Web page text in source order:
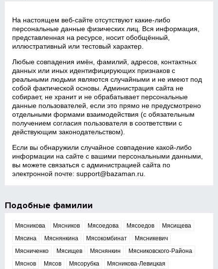
На настоящем веб‑сайте отсутствуют какие‑либо
персональные данные физических лиц. Вся информация,
представленная на ресурсе, носит обобщённый,
иллюстративный или тестовый характер.
Любые совпадения имён, фамилий, адресов, контактных
данных или иных идентифицирующих признаков с
реальными людьми являются случайными и не имеют под
собой фактической основы. Администрация сайта не
собирает, не хранит и не обрабатывает персональные
данные пользователей, если это прямо не предусмотрено
отдельными формами взаимодействия (с обязательным
получением согласия пользователя в соответствии с
действующим законодательством).
Если вы обнаружили случайное совпадение какой‑либо
информации на сайте с вашими персональными данными,
вы можете связаться с администрацией сайта по
электронной почте:support@bazaman.ru
Подобные фамилии
Мясникова Мясников Мясоедова Мясоедов
Мясищева
Мясина
Мяснянкина Мясокомбинат
Мясникевич
Мясниченко
Мясищев Мяснянкин
Мясниковского-Района
Мяснов
Мясов Мясорубка Мясникова-Левицкая